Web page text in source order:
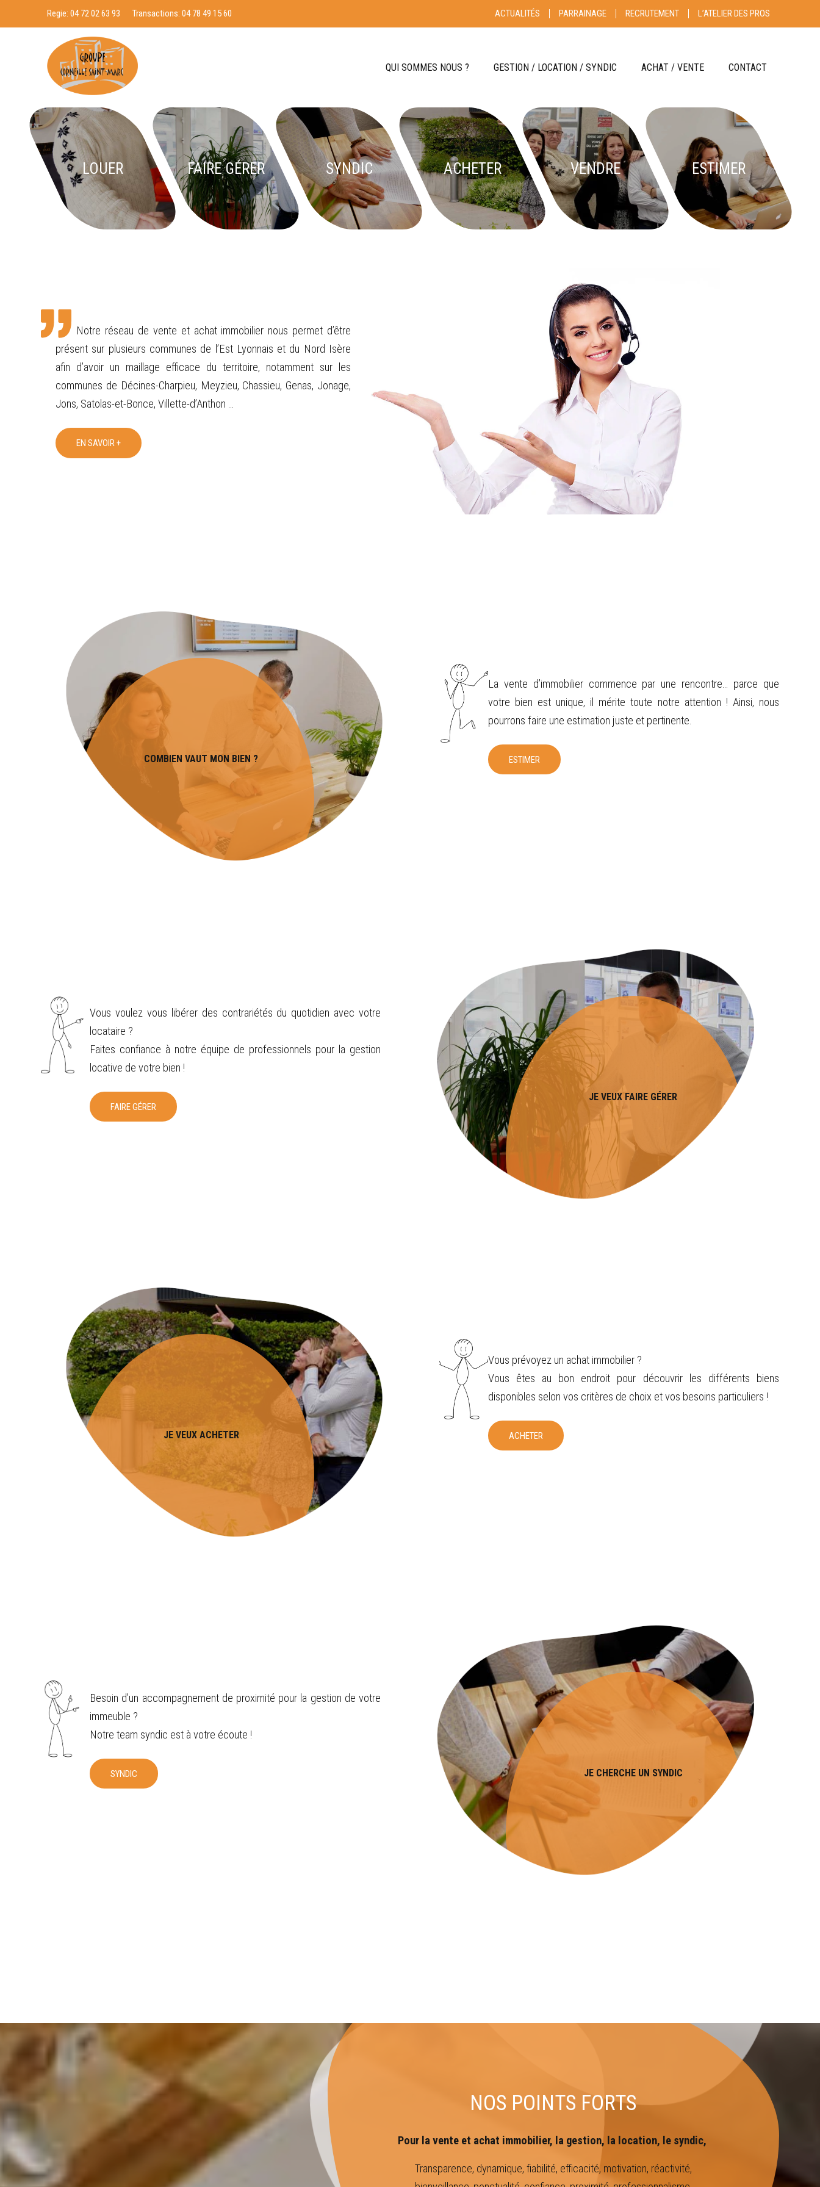
Regie:04 72 02 63 93 Transactions:04 78 49 15 60 ACTUALITÉS PARRAINAGE RECRUTEMENT L’ATELIER DES PROS
QUI SOMMES NOUS ?
NOTRE HISTOIRE
NOS CONVICTIONS
GESTION / LOCATION / SYNDIC
LOUER
SYNDIC
ACCÈS CLIENT
ACHAT / VENTE
HONORAIRES
CONTACT
LOUER FAIRE GÉRER SYNDIC ACHETER VENDRE ESTIMER
Notre réseau de vente et achat immobilier nous permet d’être
présent sur plusieurs communes de l’Est Lyonnais et du Nord Isère
afin d’avoir un maillage efficace du territoire, notamment sur les
communes de Décines-Charpieu, Meyzieu, Chassieu, Genas, Jonage,
Jons, Satolas-et-Bonce, Villette-d’Anthon …
EN SAVOIR +
COMBIEN VAUT MON BIEN ?
La vente d’immobilier commence par une rencontre… parce que
votre bien est unique, il mérite toute notre attention ! Ainsi, nous
pourrons faire une estimation juste et pertinente.
ESTIMER
JE VEUX FAIRE GÉRER
Vous voulez vous libérer des contrariétés du quotidien avec votre
locataire ?
Faites confiance à notre équipe de professionnels pour la gestion
locative de votre bien !
FAIRE GÉRER
JE VEUX ACHETER
Vous prévoyez un achat immobilier ?
Vous êtes au bon endroit pour découvrir les différents biens
disponibles selon vos critères de choix et vos besoins particuliers !
ACHETER
JE CHERCHE UN SYNDIC
Besoin d’un accompagnement de proximité pour la gestion de votre
immeuble ?
Notre team syndic est à votre écoute !
SYNDIC
NOS POINTS FORTS
Pour la vente et achat immobilier, la gestion, la location, le syndic,
Transparence, dynamique, fiabilité, efficacité, motivation, réactivité,